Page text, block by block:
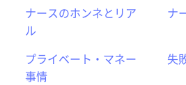
ナースのホンネとリア
ル
ナ
プライベート・マネー
事情
失